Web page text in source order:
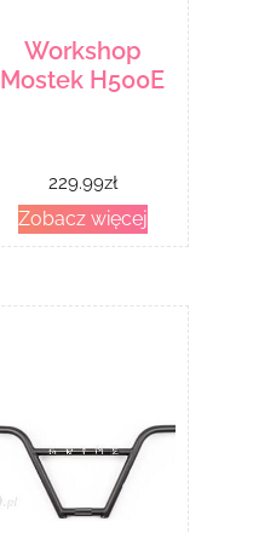
Workshop
Mostek H500E
229.99zł
Zobacz więcej